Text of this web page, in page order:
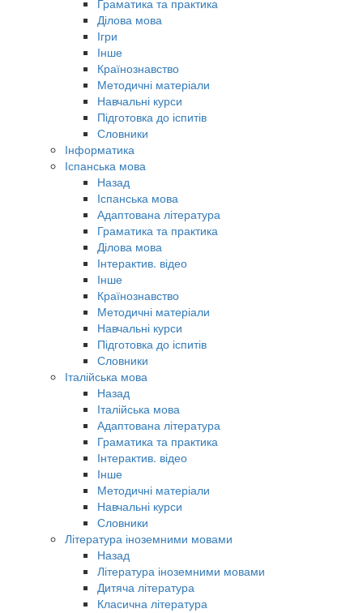
Граматика та практика
Ділова мова
Ігри
Інше
Країнознавство
Методичні матеріали
Навчальні курси
Підготовка до іспитів
Словники
Інформатика
Іспанська мова
Назад
Іспанська мова
Адаптована література
Граматика та практика
Ділова мова
Інтерактив. відео
Інше
Країнознавство
Методичні матеріали
Навчальні курси
Підготовка до іспитів
Словники
Італійська мова
Назад
Італійська мова
Адаптована література
Граматика та практика
Інтерактив. відео
Інше
Методичні матеріали
Навчальні курси
Словники
Література іноземними мовами
Назад
Література іноземними мовами
Дитяча література
Класична література